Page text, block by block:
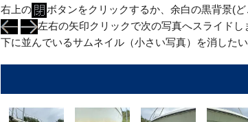
右上の
ボタンをクリックするか、余白の黒背景(
左右の矢印クリックで次の写真へスライドし
下に並んでいるサムネイル（小さい写真）を消した